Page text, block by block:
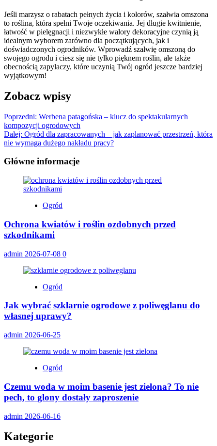
Jeśli marzysz o rabatach pełnych życia i kolorów, szałwia omszona
to roślina, która spełni Twoje oczekiwania. Jej długie kwitnienie,
łatwość w pielęgnacji i niezwykłe walory dekoracyjne czynią ją
idealnym wyborem zarówno dla początkujących, jak i
doświadczonych ogrodników. Wprowadź szałwię omszoną do
swojego ogrodu i ciesz się nie tylko pięknem roślin, ale także
obecnością zapylaczy, które uczynią Twój ogród jeszcze bardziej
wyjątkowym!
Zobacz wpisy
Poprzedni: Werbena patagońska – klucz do spektakularnych
kompozycji ogrodowych
Dalej: Ogród dla zapracowanych – jak zaplanować przestrzeń, która
nie wymaga dużego nakładu pracy?
Główne informacje
Ogród
Ochrona kwiatów i roślin ozdobnych przed
szkodnikami
admin 2026-07-08 0
Ogród
Jak wybrać szklarnie ogrodowe z poliwęglanu do
własnej uprawy?
admin 2026-06-25
Ogród
Czemu woda w moim basenie jest zielona? To nie
pech, to glony dostały zaproszenie
admin 2026-06-16
Kategorie